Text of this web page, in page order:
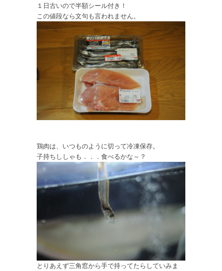
１日古いので半額シール付き！
この値段なら文句も言われません。
鶏肉は、いつものように切って冷凍保存。
子持ちししゃも．．．食べるかな～？
とりあえず三角窓から手で持ってたらしていみま